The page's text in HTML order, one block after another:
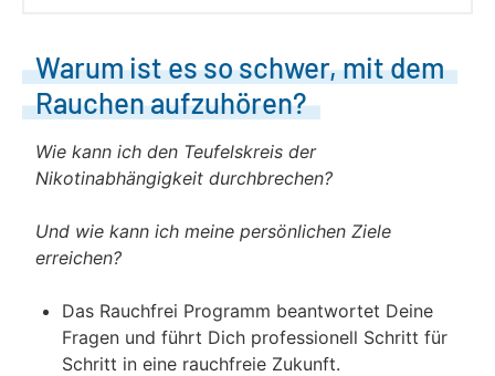
Warum ist es so schwer, mit dem
Rauchen aufzuhören?
Wie kann ich den Teufelskreis der
Nikotinabhängigkeit durchbrechen?
Und wie kann ich meine persönlichen Ziele
erreichen?
Das Rauchfrei Programm beantwortet Deine
Fragen und führt Dich professionell Schritt für
Schritt in eine rauchfreie Zukunft.